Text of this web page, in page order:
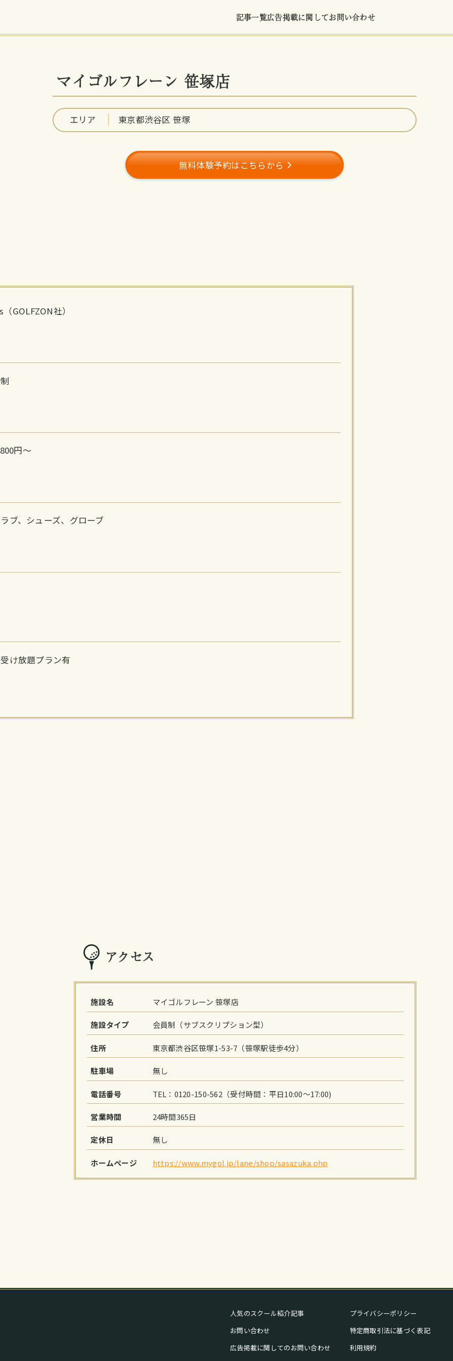
記事一覧広告掲載に関してお問い合わせ
マイゴルフレーン 笹塚店
エリア 東京都渋谷区 笹塚
無料体験予約はこちらから
GOLFZON社）
円〜
ブ、シューズ、グローブ
け放題プラン有
アクセス
施設名 マイゴルフレーン 笹塚店
施設タイプ 会員制（サブスクリプション型）
住所 東京都渋谷区笹塚1-53-7（笹塚駅徒歩4分）
駐車場 無し
電話番号 TEL：0120-150-562（受付時間：平日10:00〜17:00)
営業時間 24時間365日
定休日 無し
ホームページ https://www.mygol.jp/lane/shop/sasazuka.php
人気のスクール紹介記事
お問い合わせ
広告掲載に関してのお問い合わせ
プライバシーポリシー
特定商取引法に基づく表記
利用規約